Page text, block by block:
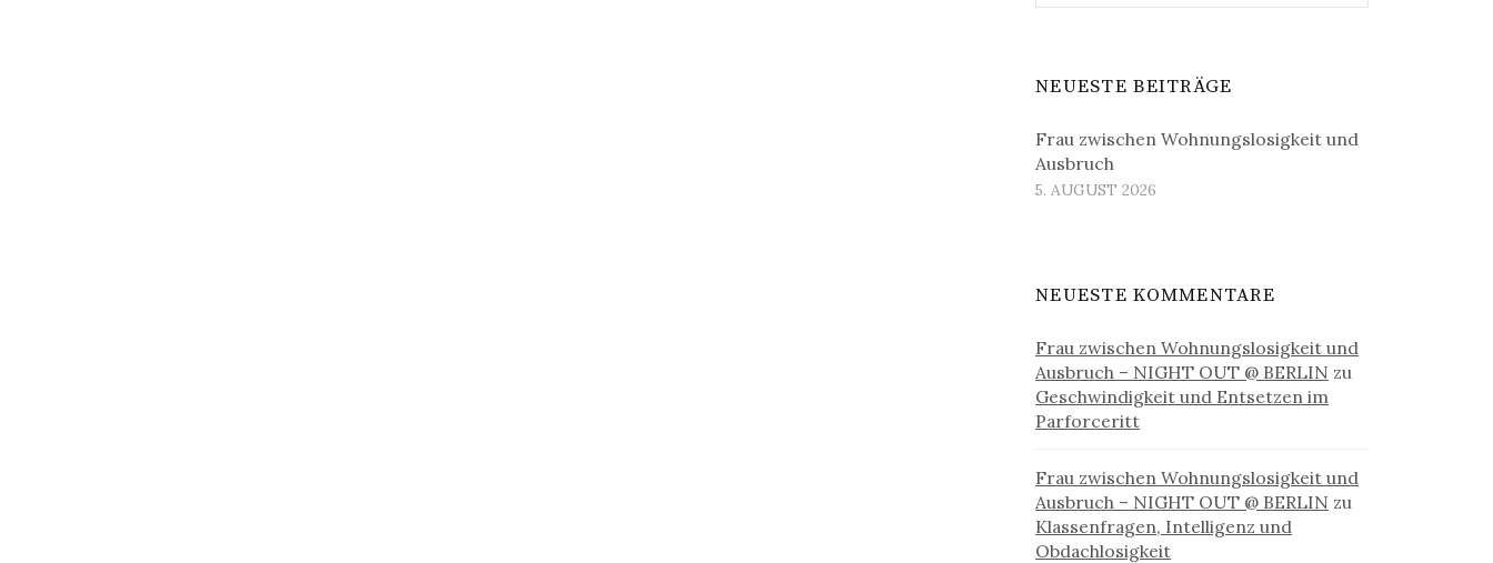
NEUESTE BEITRÄGE
Frau zwischen Wohnungslosigkeit und
Ausbruch
5. AUGUST 2026
NEUESTE KOMMENTARE
Frau zwischen Wohnungslosigkeit und
Ausbruch – NIGHT OUT @ BERLIN zu
Geschwindigkeit und Entsetzen im
Parforceritt
Frau zwischen Wohnungslosigkeit und
Ausbruch – NIGHT OUT @ BERLIN zu
Klassenfragen, Intelligenz und
Obdachlosigkeit